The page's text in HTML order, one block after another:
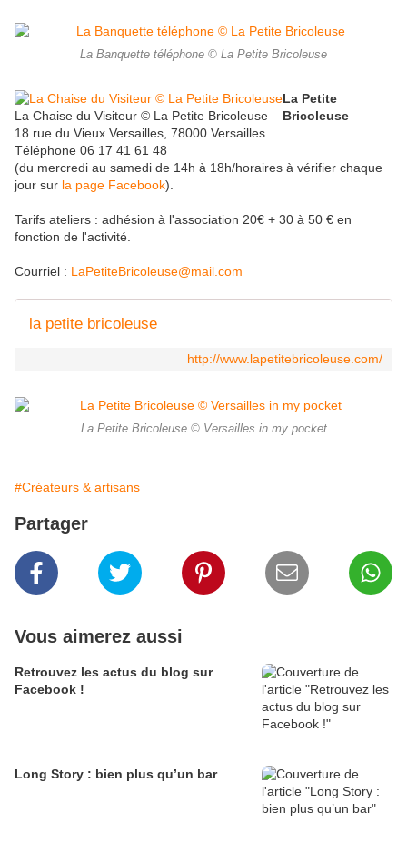
La Banquette téléphone © La Petite Bricoleuse
La Chaise du Visiteur © La Petite Bricoleuse
La Petite
Bricoleuse
18 rue du Vieux Versailles, 78000 Versailles
Téléphone 06 17 41 61 48
(du mercredi au samedi de 14h à 18h/horaires à vérifier chaque
jour sur la page Facebook).
Tarifs ateliers : adhésion à l'association 20€ + 30 à 50 € en
fonction de l'activité.
Courriel : LaPetiteBricoleuse@mail.com
la petite bricoleuse
http://www.lapetitebricoleuse.com/
La Petite Bricoleuse © Versailles in my pocket
#Créateurs & artisans
Partager
Vous aimerez aussi
Retrouvez les actus du blog sur
Facebook !
Long Story : bien plus qu’un bar